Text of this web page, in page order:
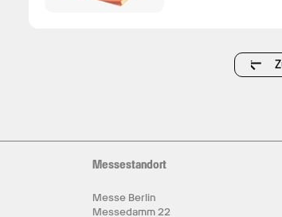
Messestandort
Messe Berlin
Messedamm 22